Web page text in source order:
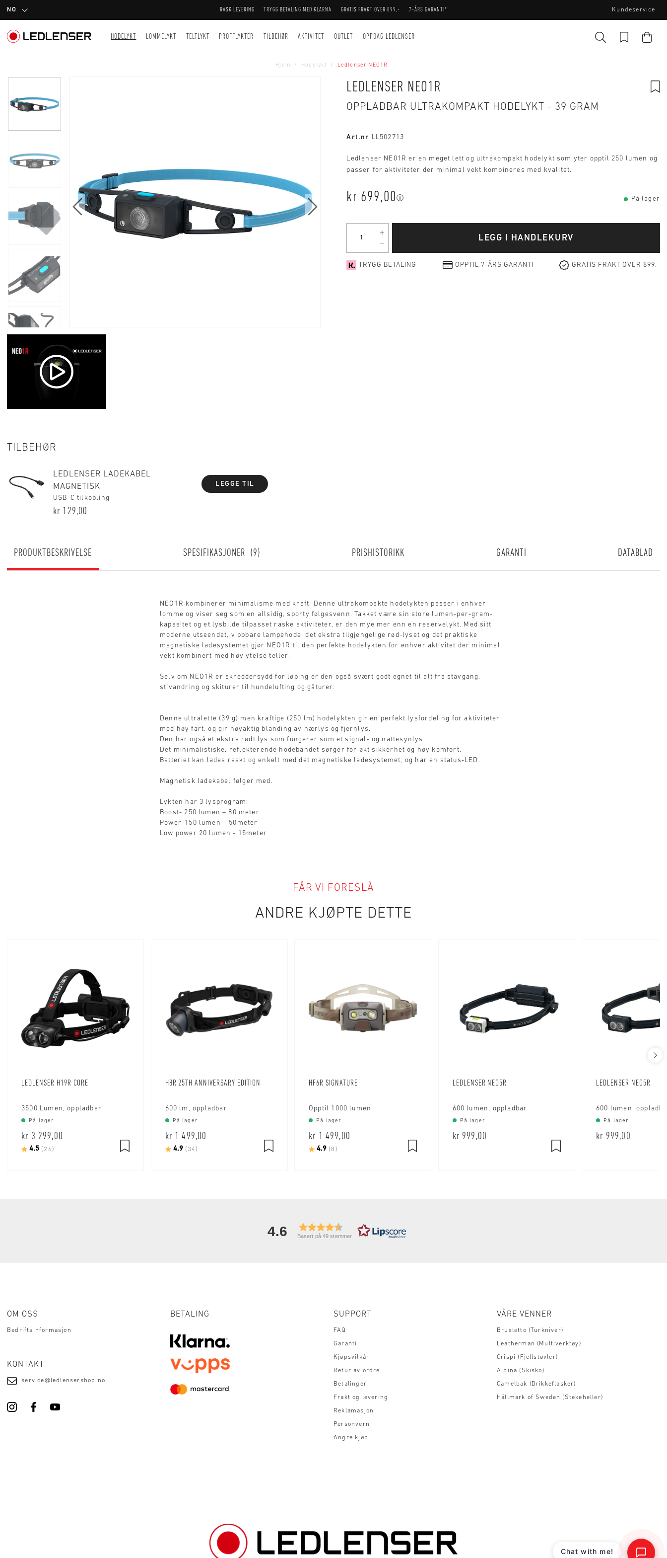
NO RASK LEVERING TRYGG BETALING MED KLARNA GRATIS FRAKT OVER 899,- 7-ÅRS GARANTI* Kundeservice
HODELYKT LOMMELYKT TELTLYKT PROFFLYKTER TILBEHØR AKTIVITET OUTLET OPPDAG LEDLENSER
Hjem Hodelykt Ledlenser NEO1R
LEDLENSER NEO1R
OPPLADBAR ULTRAKOMPAKT HODELYKT - 39 GRAM
Art.nr LL502713
Ledlenser NE01R er en meget lett og ultrakompakt hodelykt som yter opptil 250 lumen og
passer for aktiviteter der minimal vekt kombineres med kvalitet.
kr 699,00 På lager
LEGG I HANDLEKURV
TRYGG BETALING OPPTIL 7-ÅRS GARANTI GRATIS FRAKT OVER 899,-
TILBEHØR
LEDLENSER LADEKABEL
MAGNETISK
USB-C tilkobling
kr 129,00
LEGGE TIL
PRODUKTBESKRIVELSE SPESIFIKASJONER 9 PRISHISTORIKK GARANTI DATABLAD
NEO1R kombinerer minimalisme med kraft. Denne ultrakompakte hodelykten passer i enhver
lomme og viser seg som en allsidig, sporty følgesvenn. Takket være sin store lumen-per-gram-
kapasitet og et lysbilde tilpasset raske aktiviteter, er den mye mer enn en reservelykt. Med sitt
moderne utseendet, vippbare lampehode, det ekstra tilgjengelige rød-lyset og det praktiske
magnetiske ladesystemet gjør NEO1R til den perfekte hodelykten for enhver aktivitet der minimal
vekt kombinert med høy ytelse teller.
Selv om NEO1R er skreddersydd for løping er den også svært godt egnet til alt fra stavgang,
stivandring og skiturer til hundelufting og gåturer.
Denne ultralette (39 g) men kraftige (250 lm) hodelykten gir en perfekt lysfordeling for aktiviteter
med høy fart, og gir nøyaktig blanding av nærlys og fjernlys.
Den har også et ekstra rødt lys som fungerer som et signal- og nattesynlys.
Det minimalistiske, reflekterende hodebåndet sørger for økt sikkerhet og høy komfort.
Batteriet kan lades raskt og enkelt med det magnetiske ladesystemet, og har en status-LED.
Magnetisk ladekabel følger med.
Lykten har 3 lysprogram;
Boost- 250 lumen – 80 meter
Power-150 lumen – 50meter
Low power 20 lumen - 15meter
FÅR VI FORESLÅ
ANDRE KJØPTE DETTE
LEDLENSER H19R CORE
3500 Lumen, oppladbar
På lager
kr 3 299,00
Karakter:
4.5 (26)
H8R 25TH ANNIVERSARY EDITION
600 lm, oppladbar
På lager
kr 1 499,00
Karakter:
4.9(34)
HF6R SIGNATURE
Opptil 1000 lumen
På lager
kr 1 499,00
Karakter:
4.9 (8)
LEDLENSER NEO5R
600 lumen, oppladbar
På lager
kr 999,00
LEDLENSER NEO5R
600 lumen,
På lager
kr 999,00
4.6 Basert på 49 stemmer
OM OSS
Bedriftsinformasjon
KONTAKT
service@ledlensershop.no
BETALING SUPPORT
FAQ
Garanti
Kjøpsvilkår
Retur av ordre
Betalinger
Frakt og levering
Reklamasjon
Personvern
Angre kjøp
VÅRE VENNER
Brusletto (Turkniver)
Leatherman (Multiverktøy)
Crispi (Fjellstøvler)
Alpina (Skisko)
Camelbak (Drikkeflasker)
Hällmark of Sweden (Stekeheller)
Chat with me!